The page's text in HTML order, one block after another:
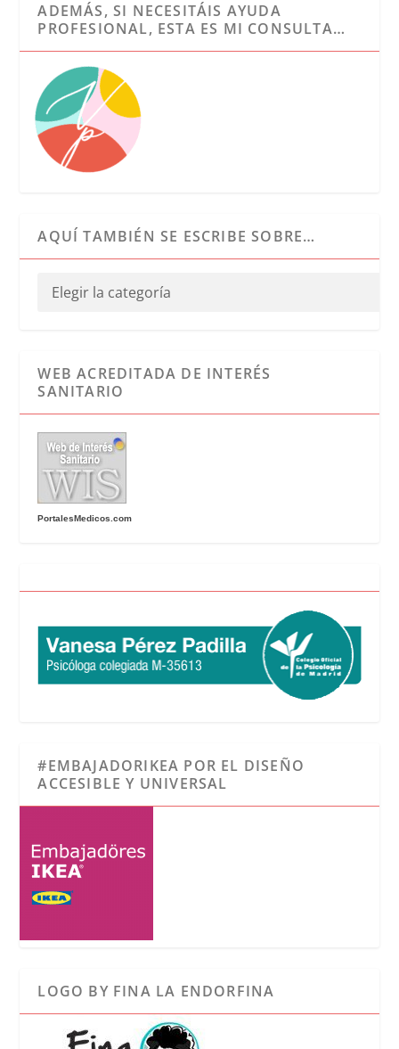
ADEMÁS, SI NECESITÁIS AYUDA
PROFESIONAL, ESTA ES MI CONSULTA…
AQUÍ TAMBIÉN SE ESCRIBE SOBRE…
WEB ACREDITADA DE INTERÉS
SANITARIO
PortalesMedicos.com
#EMBAJADORIKEA POR EL DISEÑO
ACCESIBLE Y UNIVERSAL
LOGO BY FINA LA ENDORFINA